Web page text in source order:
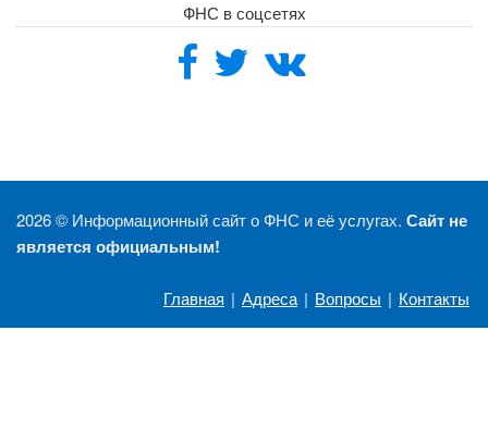
ФНС в соцсетях
2026 © Информационный сайт о ФНС и её услугах. Сайт не
является официальным!
Главная | Адреса | Вопросы | Контакты